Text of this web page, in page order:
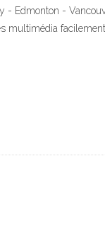
Edmonton -
multimédia